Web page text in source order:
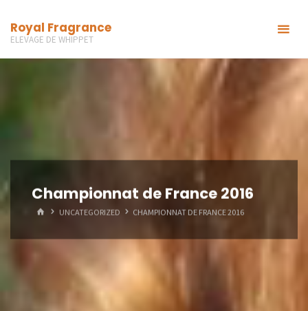
content
Royal Fragrance
ELEVAGE DE WHIPPET
Championnat de France 2016
HOMEUNCATEGORIZED CHAMPIONNAT DE FRANCE 2016